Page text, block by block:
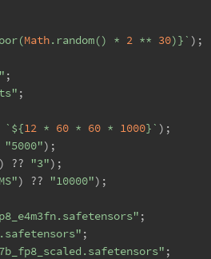
Math.random() * 2 ** 30)} ` );
;
;
` ${12 * 60 * 60 * 1000} ` );
"5000");
) ?? "3");
) ?? "10000");
;
;
;